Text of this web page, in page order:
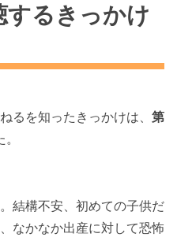
するきっかけ
るを知ったきっかけは、 第
結構不安、初めての子供だ
なかなか出産に対して恐怖